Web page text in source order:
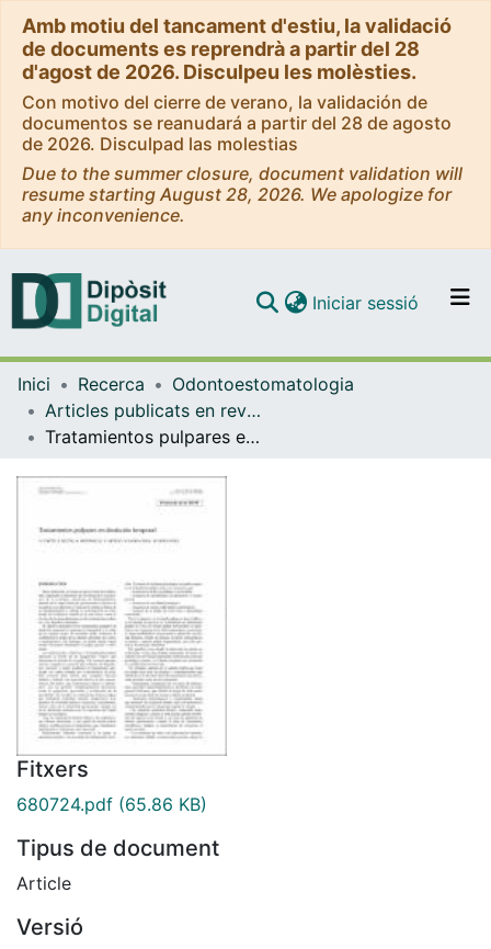
Amb motiu del tancament d'estiu, la validació
de documents es reprendrà a partir del 28
d'agost de 2026. Disculpeu les molèsties.
Con motivo del cierre de verano, la validación de
documentos se reanudará a partir del 28 de agosto
de 2026. Disculpad las molestias
Due to the summer closure, document validation will
resume starting August 28, 2026. We apologize for
any inconvenience.
Navega per tot el DD
Iniciar sessió (current)
Inici Recerca
Odontoestomatologia
Articles publicats en revistes (Odontoestomatologia)
Tratamientos pulpares en dentición temporal
Fitxers
680724.pdf (65.86 KB)
Tipus de document
Article
Versió